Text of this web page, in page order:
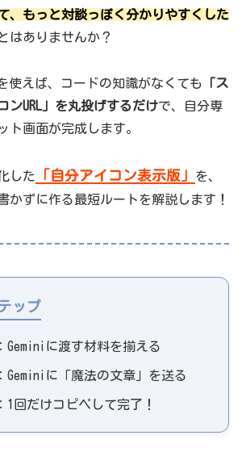
、もっと対談っぽく分かりやすくした
はありませんか？
使えば、コードの知識がなくても
「ス
ンURL」を丸投げするだけで、自分専
ト画面が完成します。
した 「自分アイコン表示版」 を、
かずに作る最短ルートを解説します！
ップ
：Geminiに渡す材料を揃える
：Geminiに「魔法の文章」を送る
：1回だけコピペして完了！